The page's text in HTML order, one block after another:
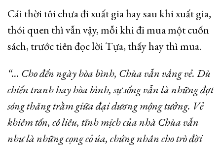
Cái thời tôi chưa đi xuất gia hay sau khi xuất gia,
thói quen thì vẫn vậy, mỗi khi đi mua một cuốn
sách, trước tiên đọc lời Tựa, thấy hay thì mua.
“… Cho đến ngày hòa bình, Chùa vẫn vắng vẻ. Dù
chiến tranh hay hòa bình, sự sống vẫn là những đợt
sóng thăng trầm giữa đại dương mộng tưởng. Vẻ
khiêm tốn, cô liêu, tĩnh mịch của nhà Chùa vẫn
như là những cọng cỏ úa, chứng nhân cho trò đời